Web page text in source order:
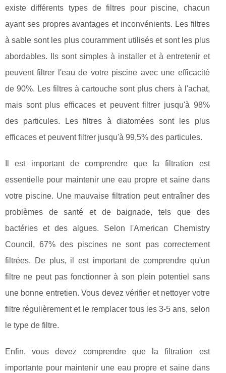
existe différents types de filtres pour piscine, chacun
ayant ses propres avantages et inconvénients. Les filtres
à sable sont les plus couramment utilisés et sont les plus
abordables. Ils sont simples à installer et à entretenir et
peuvent filtrer l'eau de votre piscine avec une efficacité
de 90%. Les filtres à cartouche sont plus chers à l'achat,
mais sont plus efficaces et peuvent filtrer jusqu'à 98%
des particules. Les filtres à diatomées sont les plus
efficaces et peuvent filtrer jusqu'à 99,5% des particules.
Il est important de comprendre que la filtration est
essentielle pour maintenir une eau propre et saine dans
votre piscine. Une mauvaise filtration peut entraîner des
problèmes de santé et de baignade, tels que des
bactéries et des algues. Selon l'American Chemistry
Council, 67% des piscines ne sont pas correctement
filtrées. De plus, il est important de comprendre qu'un
filtre ne peut pas fonctionner à son plein potentiel sans
une bonne entretien. Vous devez vérifier et nettoyer votre
filtre régulièrement et le remplacer tous les 3-5 ans, selon
le type de filtre.
Enfin, vous devez comprendre que la filtration est
importante pour maintenir une eau propre et saine dans